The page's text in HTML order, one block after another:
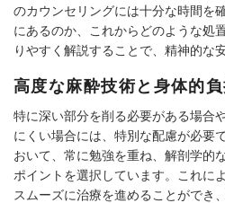
のカウンセリングには十分な時間を
にあるのか、これからどのような処
りやすく解説することで、精神的な
高度な麻酔技術と身体的
特に深い部分を削る必要がある場合
にくい場合には、特別な配慮が必要
おいて、常に勉強を重ね、解剖学的
ポイントを選択しています。これに
スムーズに治療を進めることができ